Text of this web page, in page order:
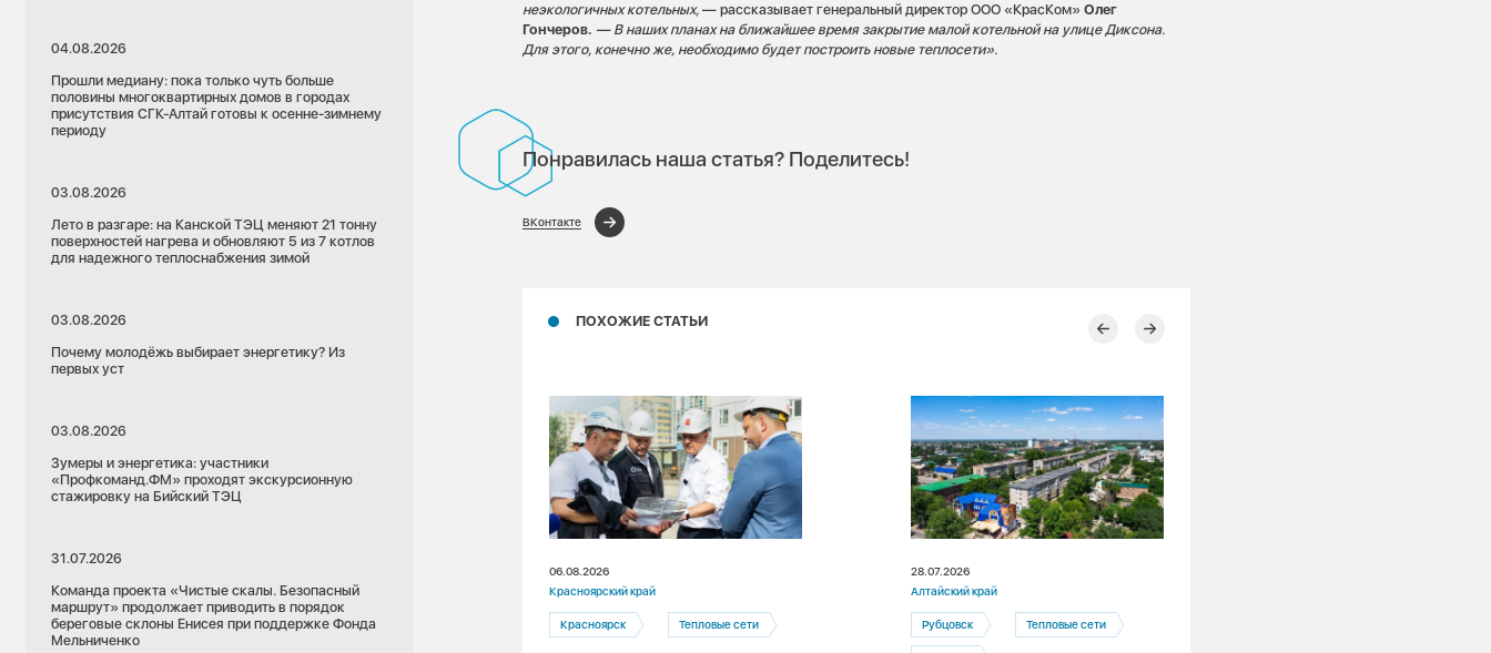
04.08.2026
Прошли медиану: пока только чуть больше
половины многоквартирных домов в городах
присутствия СГК-Алтай готовы к осенне-зимнему
периоду
03.08.2026
Лето в разгаре: на Канской ТЭЦ меняют 21 тонну
поверхностей нагрева и обновляют 5 из 7 котлов
для надежного теплоснабжения зимой
03.08.2026
Почему молодёжь выбирает энергетику? Из
первых уст
03.08.2026
Зумеры и энергетика: участники
«Профкоманд.ФМ» проходят экскурсионную
стажировку на Бийский ТЭЦ
31.07.2026
Команда проекта «Чистые скалы. Безопасный
маршрут» продолжает приводить в порядок
береговые склоны Енисея при поддержке Фонда
Мельниченко
неэкологичных котельных,— рассказывает генеральный директор ООО «КрасКом»Олег
Гончеров. — В наших планах на ближайшее время закрытие малой котельной на улице Диксона.
Для этого, конечно же, необходимо будет построить новые теплосети».
Понравилась наша статья? Поделитесь!
ВКонтакте
ПОХОЖИЕ СТАТЬИ
Красноярский край
Тепловые сети Красноярск
06.08.2026
Красноярский край
Красноярск Тепловые сети
28.07.2026
Алтайский край
Рубцовск Тепловые сети